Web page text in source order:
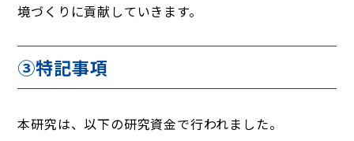
境づくりに貢献していきます。
③特記事項
本研究は、以下の研究資金で行われました。